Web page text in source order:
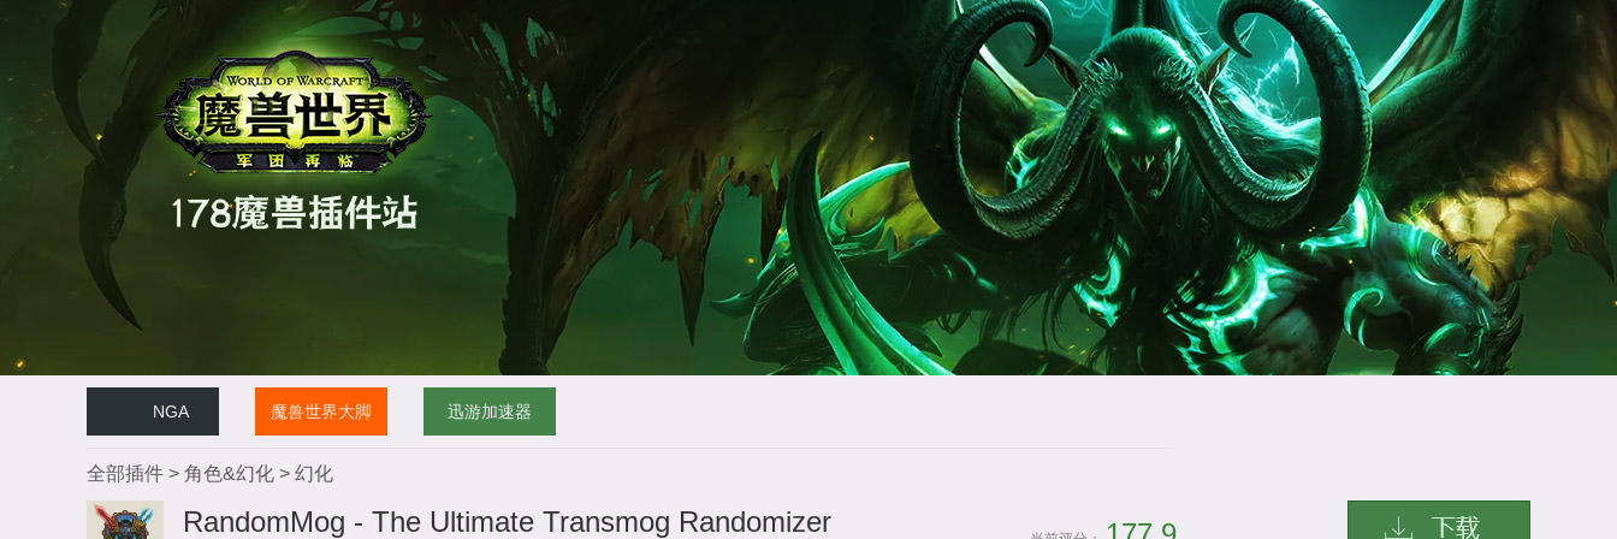
NGA 魔兽世界大脚 迅游加速器
全部插件 > 角色&幻化 > 幻化
RandomMog - The Ultimate Transmog Randomizer